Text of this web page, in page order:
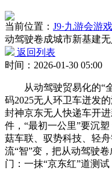
当前位置： J9·九游会游戏
动驾驶卷成城市新基建
返回列表
时间：2026-01-30 05:00
从动驾驶贸易化的“全
码2025无人环卫车迸发
封神京东无人快递车开
件，“最初一公里”要沉
菇车联、驭势科技、轻
流“智”变，把从动驾驶
门：一抹“京东红”道测